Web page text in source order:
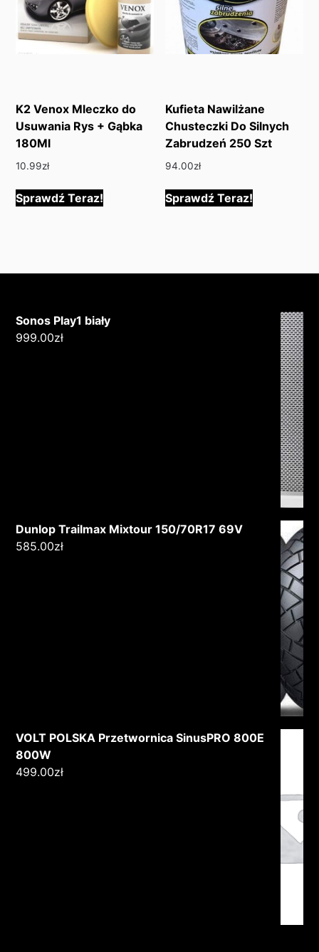
K2 Venox Mleczko do
Usuwania Rys + Gąbka
180Ml
10.99zł
Sprawdź Teraz!
Kufieta Nawilżane
Chusteczki Do Silnych
Zabrudzeń 250 Szt
94.00zł
Sprawdź Teraz!
Sonos Play1 biały
999.00zł
Dunlop Trailmax Mixtour 150/70R17 69V
585.00zł
VOLT POLSKA Przetwornica SinusPRO 800E
800W
499.00zł